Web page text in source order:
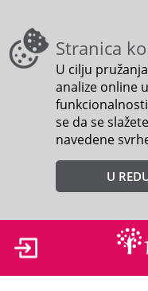
Stranica
U cilju
analize online
se da se
navedene
U